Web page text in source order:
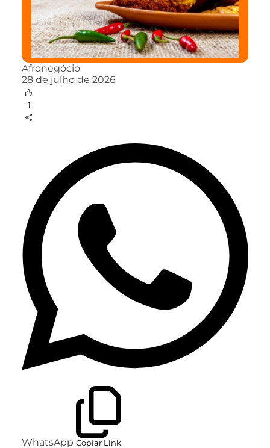
Afronegócio
28 de julho de 2026
1
WhatsApp Copiar Link